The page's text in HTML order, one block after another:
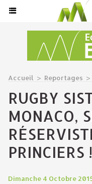
Accueil > Reportages >
RUGBY
MONACO,
PRINCIERS !
Dimanche 4 Octobre